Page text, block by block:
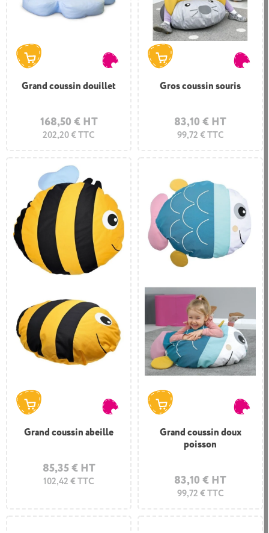
Grand coussin douillet
168,50 € HT
202,20 € TTC
Gros coussin souris
83,10 € HT
99,72 € TTC
Grand coussin abeille
85,35 € HT
102,42 € TTC
Grand coussin doux
poisson
83,10 € HT
99,72 € TTC